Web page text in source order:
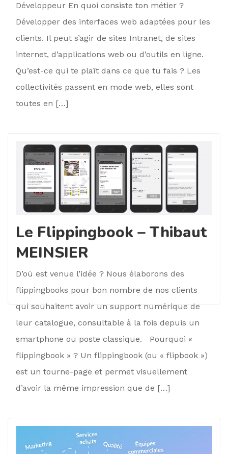
Développeur En quoi consiste ton métier ?
Développer des interfaces web adaptées pour les
clients. Il peut s’agir de sites Intranet, de sites
internet, d’applications web ou d’outils en ligne.
Qu’est-ce qui te plaît dans ce que tu fais ? Les
collectivités passent en mode web, elles sont
toutes en […]
Le Flippingbook – Thibaut
MEINSIER
D’où est venue l’idée ? Nous élaborons des
flippingbooks pour bon nombre de nos clients
qui souhaitent avoir un support numérique de
leur catalogue, consultable à la fois depuis un
smartphone ou poste classique. Pourquoi «
flippingbook » ? Un flippingbook (ou « flipbook »)
est un tourne-page et permet visuellement
d’avoir la même impression que de […]